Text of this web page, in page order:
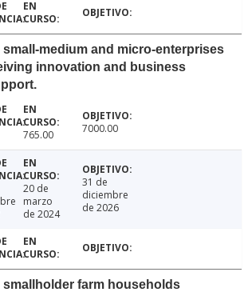
small-medium and micro-enterprises
innovation and business
765.00 7000.00
20 de
marzo
de 2024
31 de
diciembre
de 2026
smallholder farm households